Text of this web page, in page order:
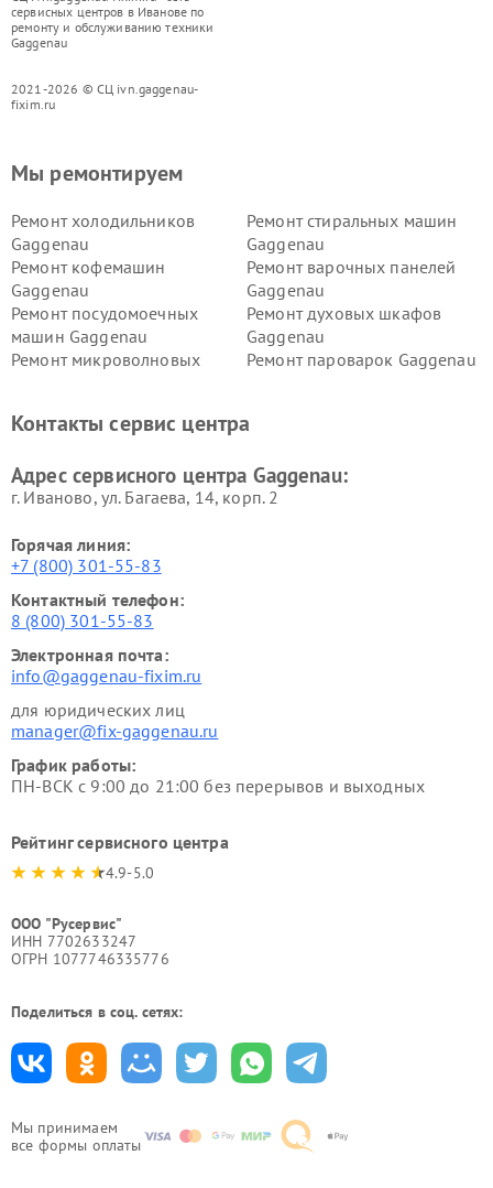
сервисных центров в Иванове по
ремонту и обслуживанию техники
Gaggenau
2021-2026 © СЦ ivn.gaggenau-
fixim.ru
Мы принимаем
все формы оплаты
Мы ремонтируем
Ремонт холодильников
Gaggenau
Ремонт стиральных машин
Gaggenau
Ремонт кофемашин
Gaggenau
Ремонт варочных панелей
Gaggenau
Ремонт посудомоечных
машин Gaggenau
Ремонт духовых шкафов
Gaggenau
Ремонт микроволновых
Ремонт пароварок Gaggenau
Контакты сервис центра
Адрес сервисного центра Gaggenau:
г. Иваново, ул. Багаева, 14, корп. 2
Горячая линия:
+7 (800) 301-55-83
Контактный телефон:
8 (800) 301-55-83
Электронная почта:
info@gaggenau-fixim.ru
для юридических лиц
manager@fix-gaggenau.ru
График работы:
ПН-ВСК с 9:00 до 21:00 без перерывов и выходных
Рейтинг сервисного центра
4.9-5.0
ООО "Русервис"
ИНН 7702633247
ОГРН 1077746335776
Поделиться в соц. сетях: